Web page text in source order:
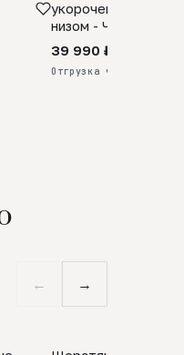
укороченная с
низом - Черный
39 990 ₽
Отгрузка через 25 дней
← →